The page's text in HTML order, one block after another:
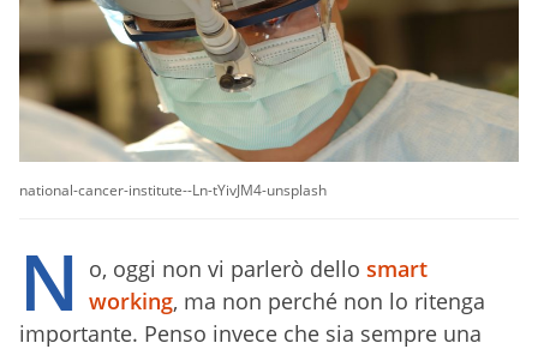
national-cancer-institute--Ln-tYivJM4-unsplash
N o, oggi non vi parlerò dello smart
working, ma non perché non lo ritenga
importante. Penso invece che sia sempre una